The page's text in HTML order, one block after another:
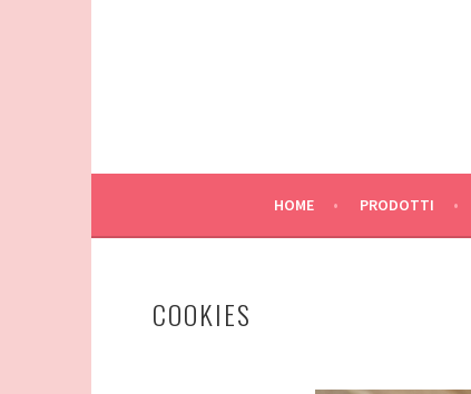
HOME PRODOTTI
COOKIES